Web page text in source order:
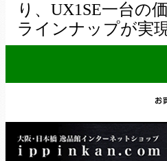
り、UX1SE一台の
ラインナップが実